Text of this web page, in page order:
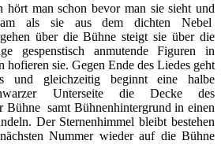
hört man schon bevor man sie sieht und
als sie aus dem dichten Nebel
über die Bühne steigt sie über die
gespenstisch anmutende Figuren in
hofieren sie. Gegen Ende des Liedes geht
und gleichzeitig beginnt eine halbe
Unterseite die Decke des
Bühne samt Bühnenhintergrund in einen
Der Sternenhimmel bleibt bestehen
Nummer wieder auf die Bühne